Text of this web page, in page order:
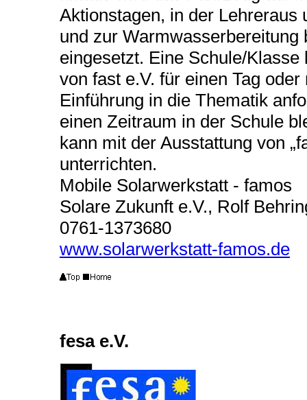
Aktionstagen, in der Lehreraus
und zur
eingesetzt. Eine Schule/
von fast e.V. für einen Tag
Einführung in die Thematik
einen Zeitraum in der Schule
kann mit der Ausstattung von
unterrichten.
Mobile Solarwerkstatt - famos
Solare Zukunft e.V., Rolf
0761-1373680
www.solarwerkstatt-famos.de
fesa e.V.